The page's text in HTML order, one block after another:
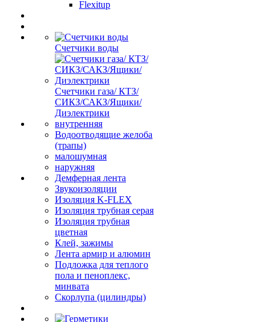
Flexitup
Счетчики воды
Счетчики газа/ КТЗ/
СИКЗ/САКЗ/Ящики/
Диэлектрики
внутренняя
Водоотводящие желоба
(трапы)
малошумная
наружняя
Демферная лента
Звукоизоляции
Изоляция K-FLEX
Изоляция трубная серая
Изоляция трубная
цветная
Клей, зажимы
Лента армир и алюмин
Подложка для теплого
пола и пеноплекс,
минвата
Скорлупа (цилиндры)